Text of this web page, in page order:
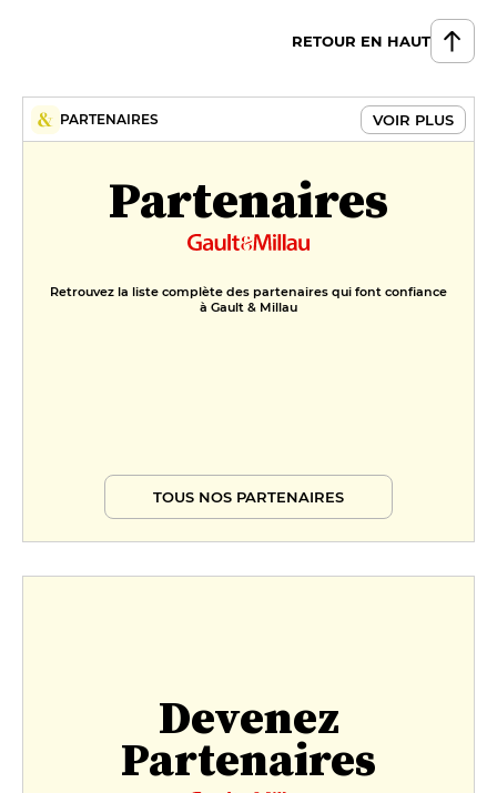
RETOUR EN HAUT
PARTENAIRES VOIR PLUS
Partenaires
Retrouvez la liste complète des partenaires qui font confiance
à Gault & Millau
TOUS NOS PARTENAIRES
Devenez
Partenaires